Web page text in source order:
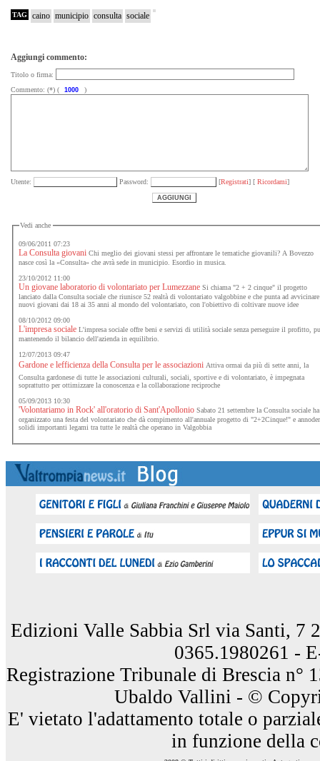
TAG caino municipio consulta sociale
Aggiungi commento:
Titolo o firma:
Commento: (*) (
)
Utente: Password: [Registrati] [ Ricordami]
Vedi anche
09/06/2011 07:23
La Consulta giovani Chi meglio dei giovani stessi per affrontare le tematiche giovanili? A Bovezzo
nasce così la «Consulta» che avrà sede in municipio. Esordio in musica.
23/10/2012 11:00
Un giovane laboratorio di volontariato per Lumezzane Si chiama "2 + 2 cinque" il progetto
lanciato dalla Consulta sociale che riunisce 52 realtà di volontariato valgobbine e che punta ad
nuovi giovani dai 18 ai 35 anni al mondo del volontariato, con l'obiettivo di coltivare nuove idee
08/10/2012 09:00
L'impresa sociale L'impresa sociale offre beni e servizi di utilità sociale senza perseguire il profitto,
mantenendo il bilancio dell'azienda in equilibrio.
12/07/2013 09:47
Gardone e lefficienza della Consulta per le associazioni Attiva ormai da più di sette anni, la
Consulta gardonese di tutte le associazioni culturali, sociali, sportive e di volontariato, è impegnata
soprattutto per ottimizzare la conoscenza e la collaborazione reciproche
05/09/2013 10:30
'Volontariamo in Rock' all'oratorio di Sant'Apollonio Sabato 21 settembre la Consulta sociale ha
organizzato una festa del volontariato che dà compimento all'annuale progetto di "2+2Cinque!" e
solidi importanti legami tra tutte le realtà che operano in Valgobbia
Edizioni Valle Sabbia Srl via Santi, 7
0365.1980261 -
Registrazione Tribunale di Brescia n°
Ubaldo Vallini - ©
E' vietato l'adattamento totale o
in funzione della